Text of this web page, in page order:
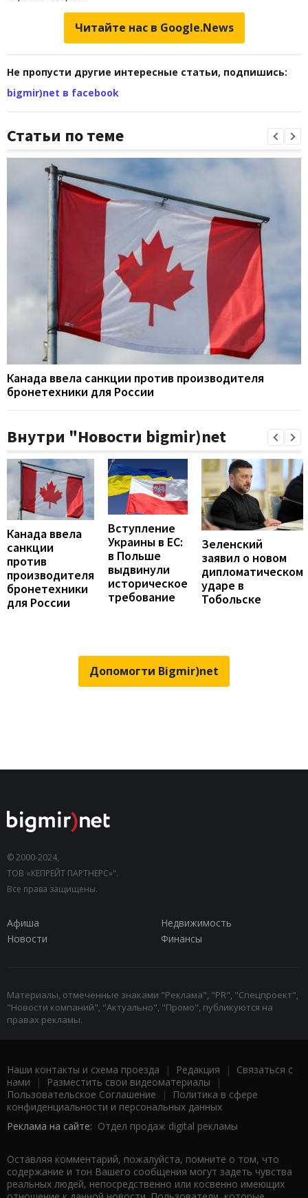
Читайте нас в Google.News
Не пропусти другие интересные статьи, подпишись:
bigmir)net в facebook
Статьи по теме
Канада ввела санкции против производителя
бронетехники для России
Внутри "Новости bigmir)net
Канада ввела
санкции
против
производителя
бронетехники
для России
Вступление
Украины в ЕС:
в Польше
выдвинули
историческое
требование
Зеленский
заявил о новом
дипломатическом
ударе в
Тобольске
Допомогти Bigmir)net
© 2000-2024,
ТОВ «КЕПРЕЙТ ПАРТНЕРС»".
Все права защищены.
Афиша
Недвижимость
Новости
Финансы
Материалы, отмеченные знаками "Реклама", "PR", "Спецпроект",
"Новости компаний", "Актуально", "Промо", публикуются на
правах рекламы.
Наши контакты и схема проезда | Редакция | Связаться с
нами | Разместить свои видеоматериалы |
Пользовательское Соглашение |
Политика в сфере
конфиденциальности и персональных данных
Реклама на сайте: Отдел продаж digital рекламы
Оставляя комментарий, пожалуйста, помните о том, что
содержание и тон Вашего сообщения могут задеть чувства
реальных людей, непосредственно или косвенно имеющих